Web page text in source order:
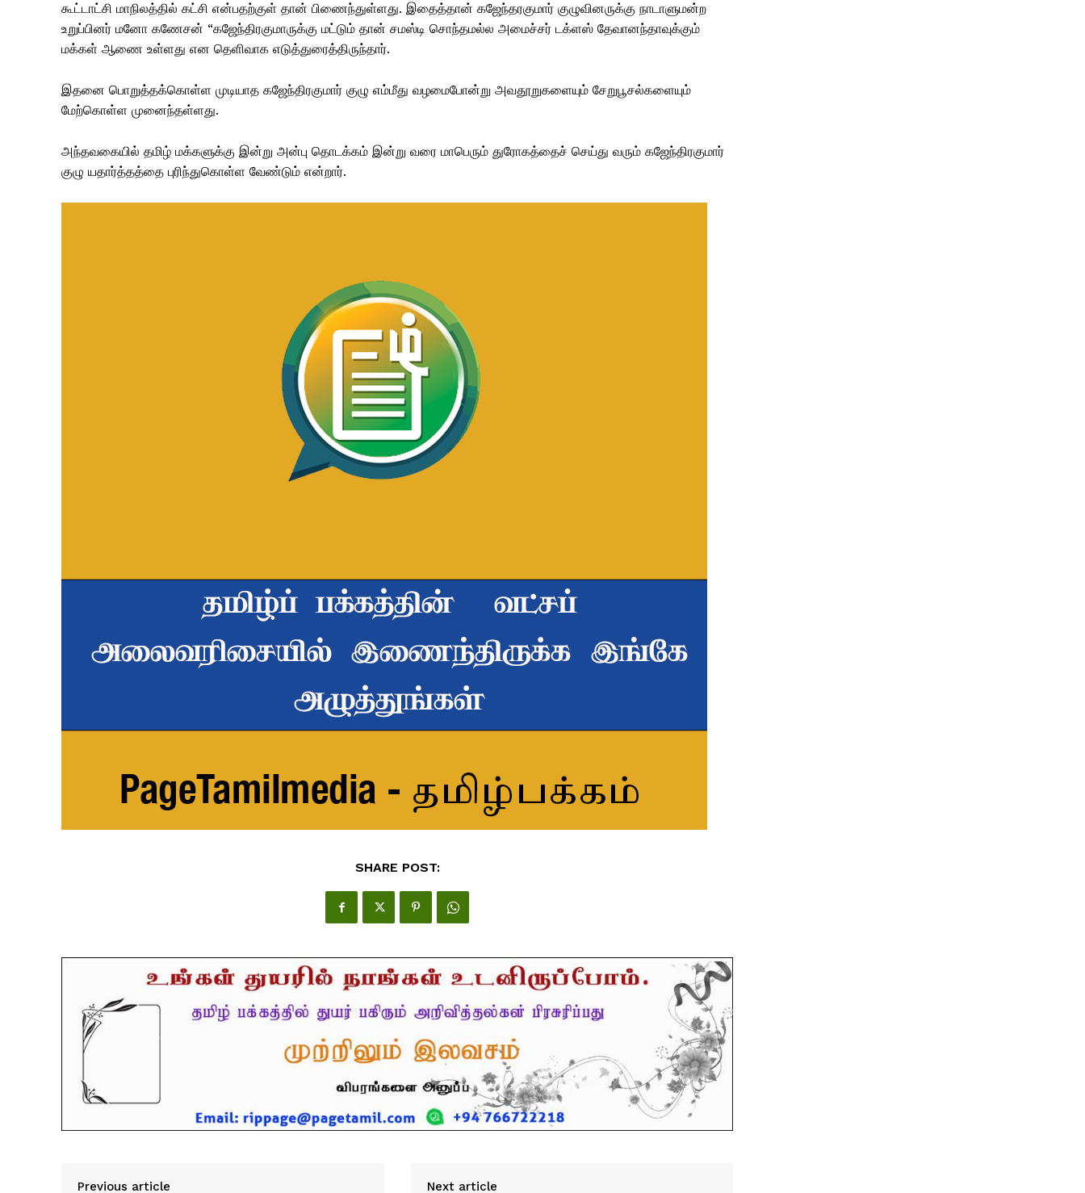
கூட்டாட்சி மாநிலத்தில் கட்சி என்பதற்குள் தான் பிணைந்துள்ளது. இதைத்தான் கஜேந்தரகுமார் குழுவினருக்கு நாடாளுமன்ற
உறுப்பினர் மனோ கணேசன் “கஜேந்திரகுமாருக்கு மட்டும் தான் சமஸ்டி சொந்தமல்ல அமைச்சர் டக்ளஸ் தேவானந்தாவுக்கும்
மக்கள் ஆணை உள்ளது என தெளிவாக எடுத்துரைத்திருந்தார்.
இதனை பொறுத்தக்கொள்ள முடியாத கஜேந்திரகுமார் குழு எம்மீது வழமைபோன்று அவதூறுகளையும் சேறுபூசல்களையும்
மேற்கொள்ள முனைந்தள்ளது.
அந்தவகையில் தமிழ் மக்களுக்கு இன்று அன்பு தொடக்கம் இன்று வரை மாபெரும் துரோகத்தைச் செய்து வரும் கஜேந்திரகுமார்
குழு யதார்த்தத்தை புரிந்துகொள்ள வேண்டும் என்றார்.
SHARE POST:
Previous article Next article